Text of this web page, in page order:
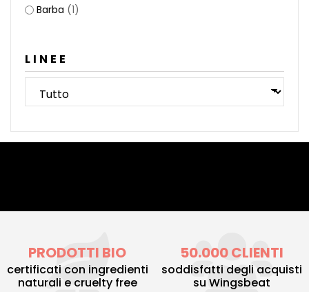
Barba (1)
LINEE
PRODOTTI BIO
certificati con ingredienti
naturali e cruelty free
50.000 CLIENTI
soddisfatti degli acquisti
su Wingsbeat